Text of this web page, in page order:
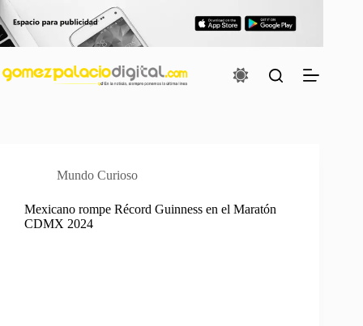
al
contenido
Mundo Curioso
Mexicano rompe Récord Guinness en el Maratón
CDMX 2024